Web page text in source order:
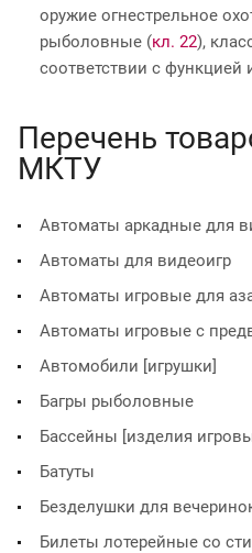
оружие огнестрельное
рыболовные (кл. 22),
соответствии с функцией
Перечень
МКТУ
Автоматы аркадные для
Автоматы для видеоигр
Автоматы игровые для
Автоматы игровые с
Автомобили [игрушки]
Багры рыболовные
Бассейны [изделия
Батуты
Безделушки для
Билеты лотерейные со